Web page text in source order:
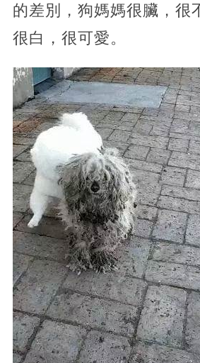
的差別，狗媽媽很臟，很
很白，很可愛。